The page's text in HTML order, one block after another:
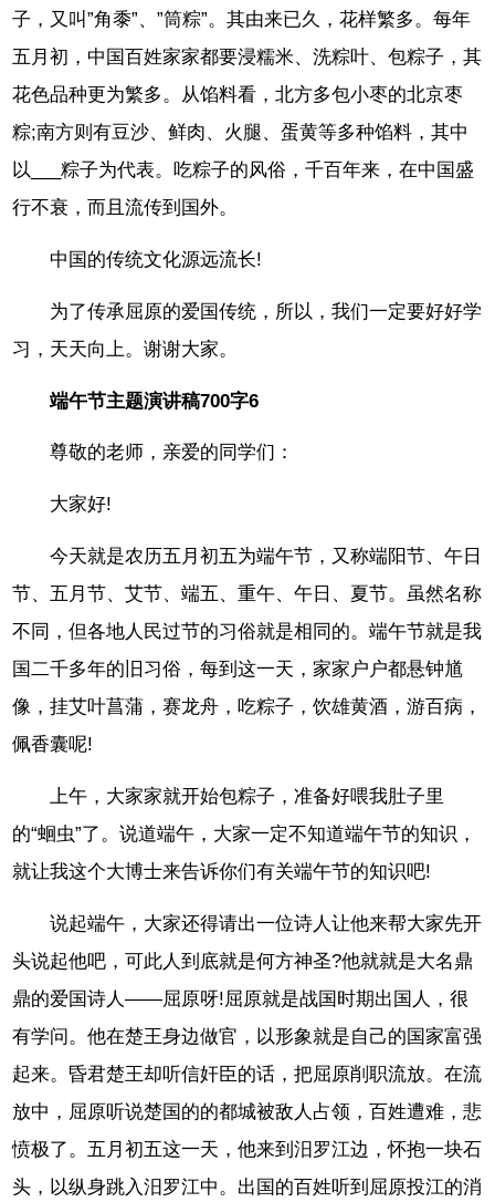
子，又叫”角黍”、”筒粽”。其由来已久，花样繁多。每年
五月初，中国百姓家家都要浸糯米、洗粽叶、包粽子，其
花色品种更为繁多。从馅料看，北方多包小枣的北京枣
粽;南方则有豆沙、鲜肉、火腿、蛋黄等多种馅料，其中
以___粽子为代表。吃粽子的风俗，千百年来，在中国盛
行不衰，而且流传到国外。
中国的传统文化源远流长!
为了传承屈原的爱国传统，所以，我们一定要好好学
习，天天向上。谢谢大家。
端午节主题演讲稿700字6
尊敬的老师，亲爱的同学们：
大家好!
今天就是农历五月初五为端午节，又称端阳节、午日
节、五月节、艾节、端五、重午、午日、夏节。虽然名称
不同，但各地人民过节的习俗就是相同的。端午节就是我
国二千多年的旧习俗，每到这一天，家家户户都悬钟馗
像，挂艾叶菖蒲，赛龙舟，吃粽子，饮雄黄酒，游百病，
佩香囊呢!
上午，大家家就开始包粽子，准备好喂我肚子里
的“蛔虫”了。说道端午，大家一定不知道端午节的知识，
就让我这个大博士来告诉你们有关端午节的知识吧!
说起端午，大家还得请出一位诗人让他来帮大家先开
头说起他吧，可此人到底就是何方神圣?他就就是大名鼎
鼎的爱国诗人——屈原呀!屈原就是战国时期出国人，很
有学问。他在楚王身边做官，以形象就是自己的国家富强
起来。昏君楚王却听信奸臣的话，把屈原削职流放。在流
放中，屈原听说楚国的的都城被敌人占领，百姓遭难，悲
愤极了。五月初五这一天，他来到汨罗江边，怀抱一块石
头，以纵身跳入汨罗江中。出国的百姓听到屈原投江的消